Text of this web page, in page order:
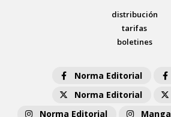
distribución
tarifas
boletines
Norma Editorial
Norma Editorial
Norma Editorial
Manga